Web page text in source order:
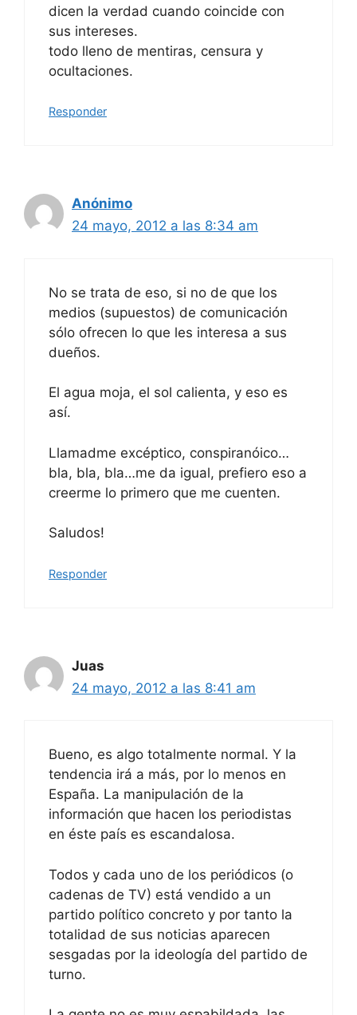
dicen la verdad cuando coincide con
sus intereses.
todo lleno de mentiras, censura y
ocultaciones.
Responder
Anónimo
24 mayo, 2012 a las 8:34 am
No se trata de eso, si no de que los
medios (supuestos) de comunicación
sólo ofrecen lo que les interesa a sus
dueños.
El agua moja, el sol calienta, y eso es
así.
Llamadme excéptico, conspiranóico…
bla, bla, bla…me da igual, prefiero eso a
creerme lo primero que me cuenten.
Saludos!
Responder
Juas
24 mayo, 2012 a las 8:41 am
Bueno, es algo totalmente normal. Y la
tendencia irá a más, por lo menos en
España. La manipulación de la
información que hacen los periodistas
en éste país es escandalosa.
Todos y cada uno de los periódicos (o
cadenas de TV) está vendido a un
partido político concreto y por tanto la
totalidad de sus noticias aparecen
sesgadas por la ideología del partido de
turno.